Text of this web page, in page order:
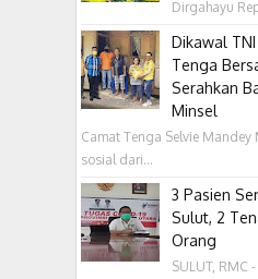
Dirgahayu
Dikawal
Tenga
Serahkan
Minsel
Camat Tenga Selvie Mandey
sosial dari...
3 Pasien
Sulut, 2
Orang
SULUT, RMC